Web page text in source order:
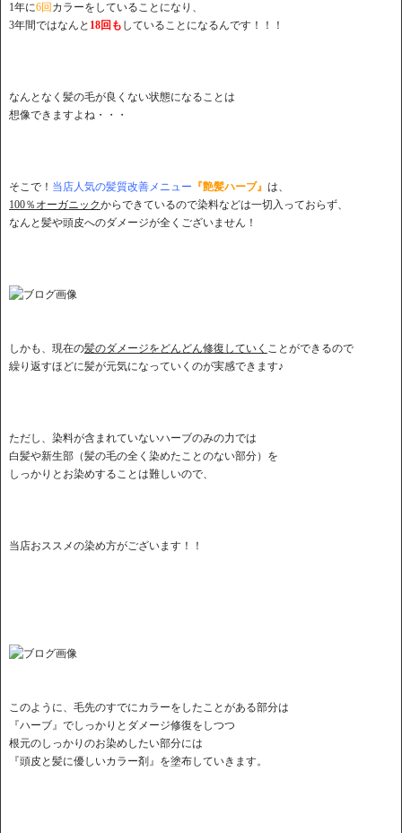
1年に6回カラーをしていることになり、
3年間ではなんと 18回も していることになるんです！！！
なんとなく髪の毛が良くない状態になることは
想像できますよね・・・
そこで！ 当店人気の髪質改善メニュー 『艶髪ハーブ』 は、
100％オーガニックからできているので染料などは一切入っておらず、
なんと髪や頭皮へのダメージが全くございません！
しかも、現在の髪のダメージをどんどん修復していく ことができるので
繰り返すほどに髪が元気になっていくのが実感できます♪
ただし、染料が含まれていないハーブのみの力では
白髪や新生部（髪の毛の全く染めたことのない部分）を
しっかりとお染めすることは難しいので、
当店おススメの染め方がございます！！
このように、毛先のすでにカラーをしたことがある部分は
『ハーブ』でしっかりとダメージ修復をしつつ
根元のしっかりのお染めしたい部分には
『頭皮と髪に優しいカラー剤』を塗布していきます。